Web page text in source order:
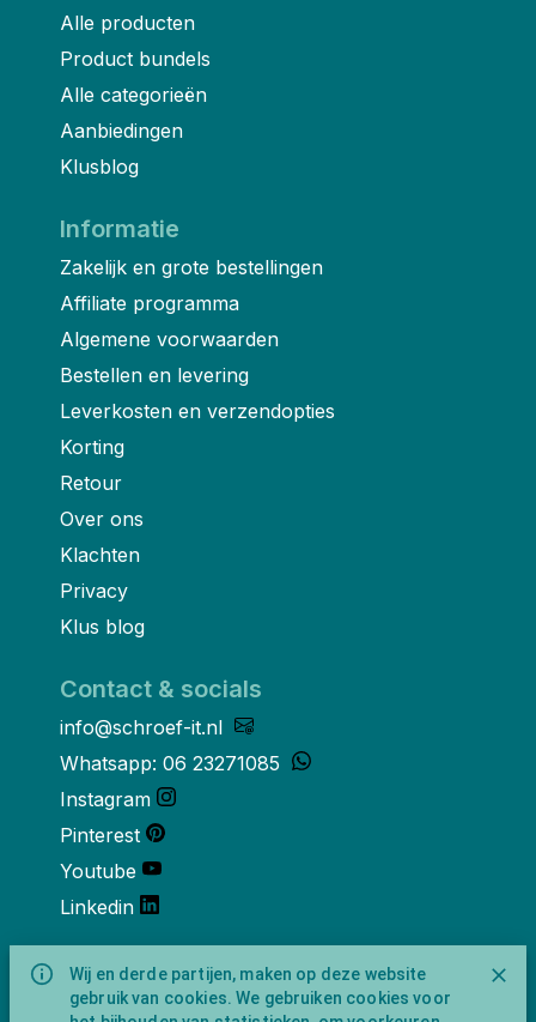
Wij en derde partijen, maken op deze website
gebruik van cookies. We gebruiken cookies voor
Alle producten
Product bundels
Alle categorieën
Aanbiedingen
Klusblog
Informatie
Zakelijk en grote bestellingen
Affiliate programma
Algemene voorwaarden
Bestellen en levering
Leverkosten en verzendopties
Korting
Retour
Over ons
Klachten
Privacy
Klus blog
Contact & socials
info@schroef-it.nl
Whatsapp: 06 23271085
Instagram
Pinterest
Youtube
Linkedin
Over ons
Schroef-it is een handelsnaam van